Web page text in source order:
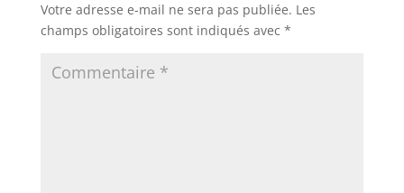
Votre adresse e-mail ne sera pas publiée. Les
champs obligatoires sont indiqués avec *